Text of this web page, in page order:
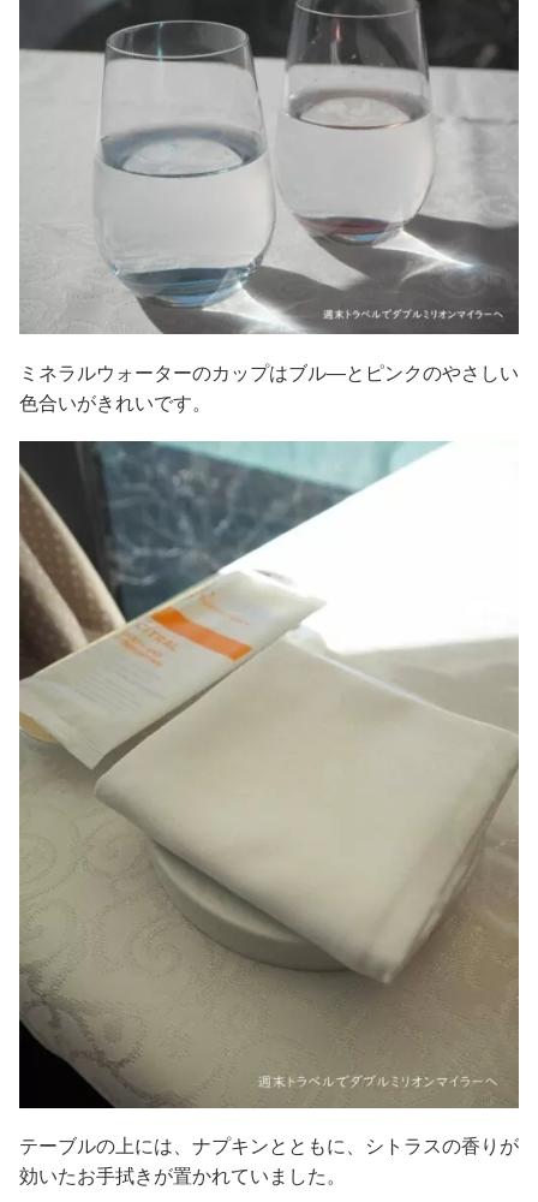
ミネラルウォーターのカップはブル―とピンクのやさしい
色合いがきれいです。
テーブルの上には、ナプキンとともに、シトラスの香りが
効いたお手拭きが置かれていました。